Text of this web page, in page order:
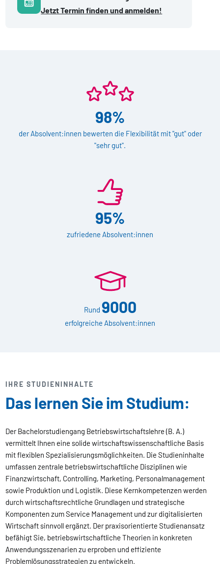
Jetzt Termin finden und anmelden!
98%
der Absolvent:innen bewerten die Flexibilität mit "gut" oder
"sehr gut".
95%
zufriedene Absolvent:innen
Rund 9000
erfolgreiche Absolvent:innen
IHRE STUDIENINHALTE
Das lernen Sie im Studium:
Der Bachelorstudiengang Betriebswirtschaftslehre (B. A.)
vermittelt Ihnen eine solide wirtschaftswissenschaftliche Basis
mit flexiblen Spezialisierungsmöglichkeiten. Die Studieninhalte
umfassen zentrale betriebswirtschaftliche Disziplinen wie
Finanzwirtschaft, Controlling, Marketing, Personalmanagement
sowie Produktion und Logistik. Diese Kernkompetenzen werden
durch wirtschaftsrechtliche Grundlagen und strategische
Komponenten zum Service Management und zur digitalisierten
Wirtschaft sinnvoll ergänzt. Der praxisorientierte Studienansatz
befähigt Sie, betriebswirtschaftliche Theorien in konkreten
Anwendungsszenarien zu erproben und effiziente
Problemlösungsstrategien zu entwickeln.